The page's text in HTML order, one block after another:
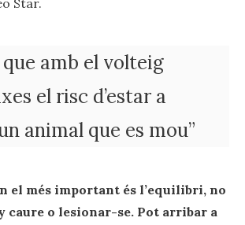
Star.
que amb el volteig
el risc d’estar a
animal que es mou”
el més important és l’equilibri, no
caure o lesionar-se. Pot arribar a